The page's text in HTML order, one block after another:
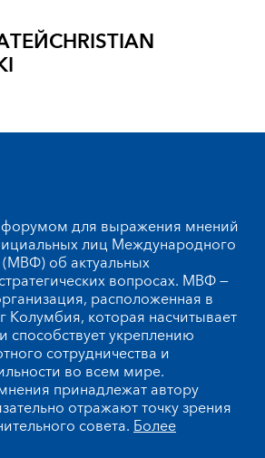
CHRISTIAN
для выражения мнений
лиц Международного
об актуальных
вопросах. МВФ —
расположенная в
Колумбия, которая насчитывает
способствует укреплению
сотрудничества и
во всем мире.
принадлежат автору
отражают точку зрения
совета.Более